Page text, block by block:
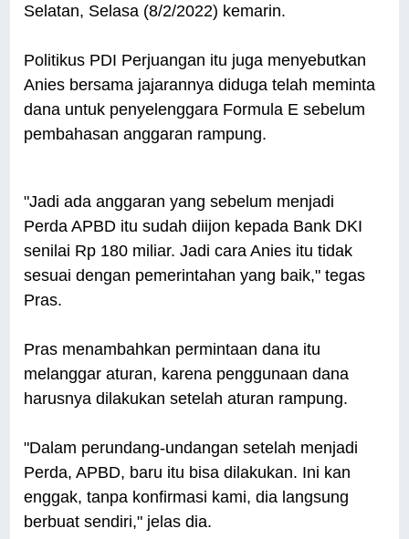
Selatan, Selasa (8/2/2022) kemarin.
Politikus PDI Perjuangan itu juga menyebutkan
Anies bersama jajarannya diduga telah meminta
dana untuk penyelenggara Formula E sebelum
pembahasan anggaran rampung.
"Jadi ada anggaran yang sebelum menjadi
Perda APBD itu sudah diijon kepada Bank DKI
senilai Rp 180 miliar. Jadi cara Anies itu tidak
sesuai dengan pemerintahan yang baik," tegas
Pras.
Pras menambahkan permintaan dana itu
melanggar aturan, karena penggunaan dana
harusnya dilakukan setelah aturan rampung.
"Dalam perundang-undangan setelah menjadi
Perda, APBD, baru itu bisa dilakukan. Ini kan
enggak, tanpa konfirmasi kami, dia langsung
berbuat sendiri," jelas dia.